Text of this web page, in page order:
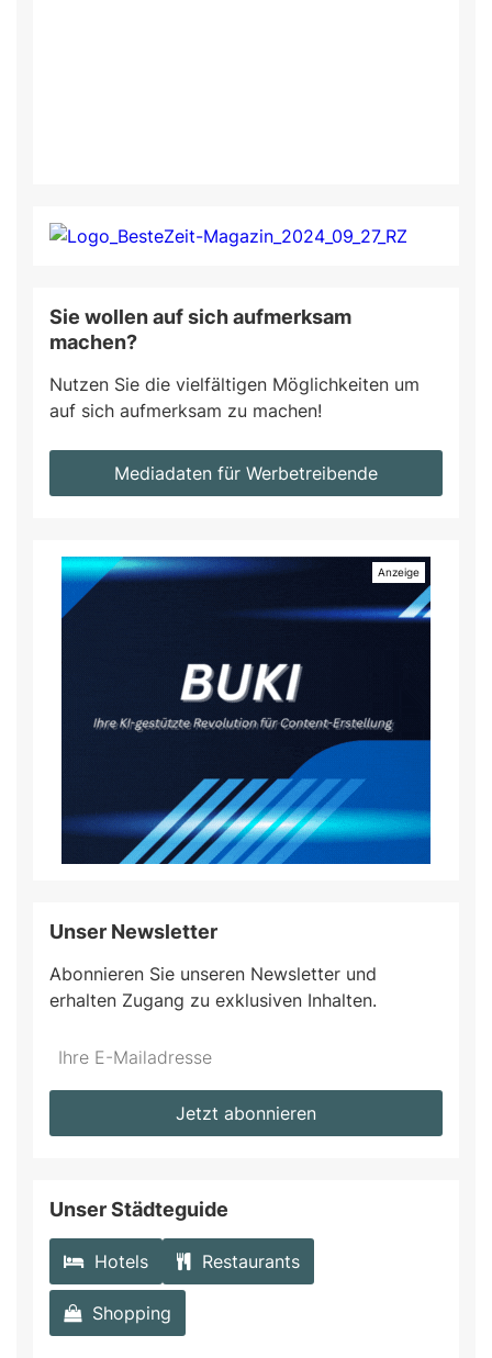
Sie wollen auf sich aufmerksam
machen?
Nutzen Sie die vielfältigen Möglichkeiten um
auf sich aufmerksam zu machen!
Mediadaten für Werbetreibende
Unser Newsletter
Abonnieren Sie unseren Newsletter und
erhalten Zugang zu exklusiven Inhalten.
Do
fill
*Ihre
Mailadresse:
Jetzt abonnieren
Unser Städteguide
Hotels Restaurants
Shopping